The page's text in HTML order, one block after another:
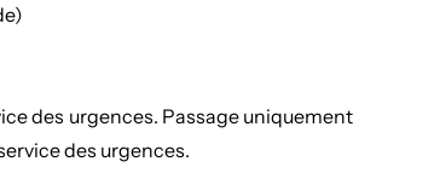
des urgences. Passage uniquement
des urgences.